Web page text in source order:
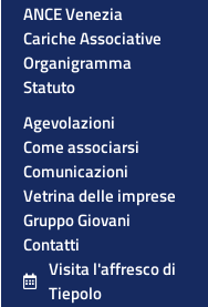
ANCE Venezia
Cariche Associative
Organigramma
Statuto
Agevolazioni
Come associarsi
Comunicazioni
Vetrina delle imprese
Gruppo Giovani
Contatti
Visita l'affresco di
Tiepolo